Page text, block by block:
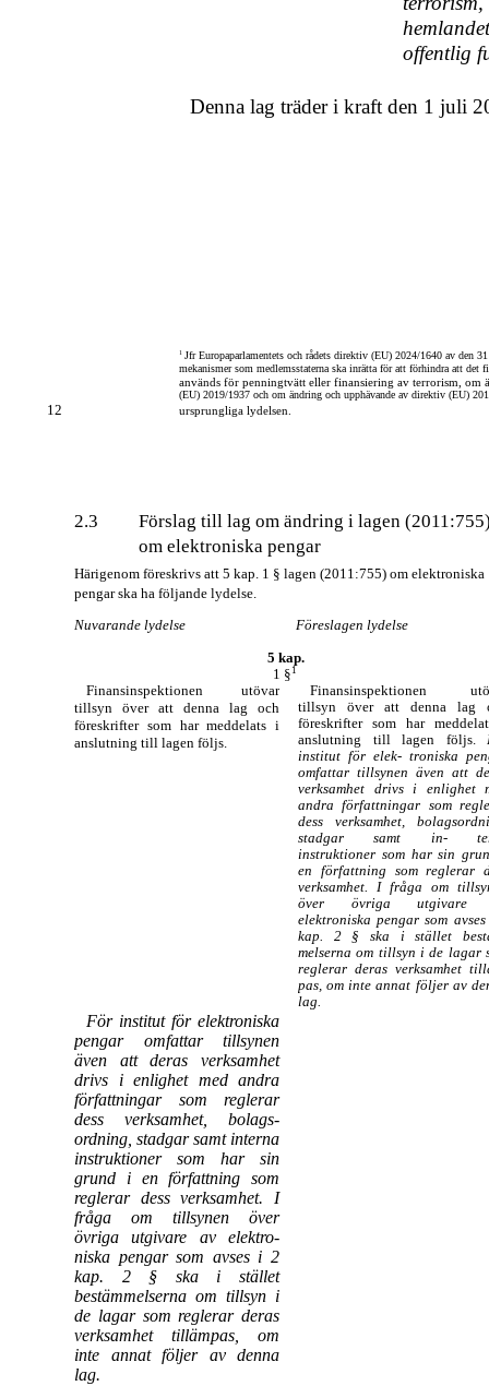
offentlig
Denna lag träder i kraft den 1 juli
1 Jfr Europaparlamentets och rådets direktiv (EU) 2024/1640 av den
mekanismer som medlemsstaterna ska inrätta för att förhindra att det
används för penningtvätt eller finansiering av terrorism, om
12
(EU) 2019/1937 och om ändring och upphävande av direktiv (EU)
ursprungliga lydelsen.
2.3
Förslag till lag om ändring i lagen
om elektroniska pengar
Härigenom föreskrivs att 5 kap. 1 § lagen (2011:755) om elektroniska
pengar ska ha följande lydelse.
Nuvarande lydelse
Föreslagen lydelse
5 kap.
1 § 1
Finansinspektionen utövar
tillsyn över att denna lag och
föreskrifter som har meddelats i
anslutning till lagen följs.
Finansinspektionen
tillsyn över att denna lag
föreskrifter som har
anslutning till lagen följs.
institut för elek- troniska
omfattar tillsynen även att
verksamhet drivs i enlighet
andra författningar som
dess verksamhet,
stadgar samt in-
instruktioner som har sin
en författning som reglerar
verksamhet. I fråga om
över övriga utgivare
elektroniska pengar som
kap. 2 § ska i stället
melserna om tillsyn i de lagar
reglerar deras verksamhet
pas, om inte annat följer av
lag.
För institut för elektroniska
pengar omfattar tillsynen
även att deras verksamhet
drivs i enlighet med andra
författningar som reglerar
dess verksamhet, bolags-
ordning, stadgar samt interna
instruktioner som har sin
grund i en författning som
reglerar dess verksamhet. I
fråga om tillsynen över
övriga utgivare av elektro-
niska pengar som avses i 2
kap. 2 § ska i stället
bestämmelserna om tillsyn i
de lagar som reglerar deras
verksamhet tillämpas, om
inte annat följer av denna
lag.